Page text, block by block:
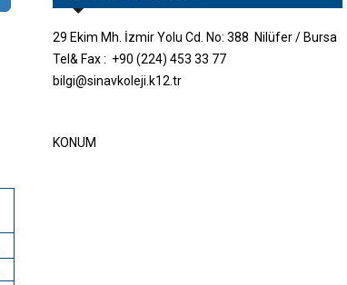
29 Ekim Mh. İzmir Yolu Cd. No: 388 Nilüfer / Bursa
Tel& Fax : +90 (224) 453 33 77
bilgi@sinavkoleji.k12.tr
KONUM